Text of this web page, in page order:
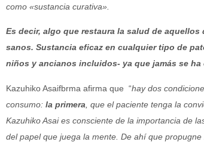
como «sustancia curativa».
Es decir, algo que restaura la salud de
sanos. Sustancia eficaz en cualquier tipo de
niños y ancianos incluidos- ya que jamás se ha
Kazuhiko Asaifbrma afirma que “hay dos
consumo: la primera , que el paciente tenga la
Kazuhiko Asai es consciente de la importancia de
del papel que juega la mente. De ahí que